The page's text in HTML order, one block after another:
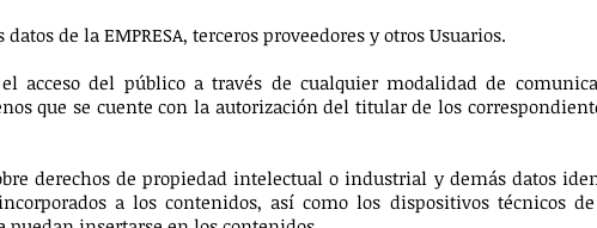
de la EMPRESA, terceros proveedores y otros Usuarios.
acceso del público a través de cualquier modalidad de
que se cuente con la autorización del titular de los
derechos de propiedad intelectual o industrial y demás datos
a los contenidos, así como los dispositivos técnicos